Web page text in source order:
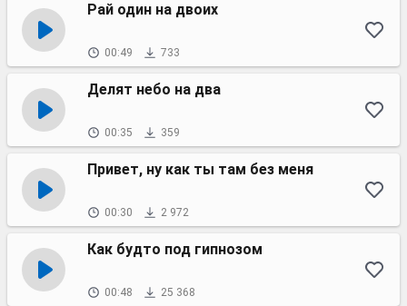
Рай один на двоих
00:49 733
Делят небо на два
00:35 359
Привет, ну как ты там без меня
00:30 2 972
Как будто под гипнозом
00:48 25 368